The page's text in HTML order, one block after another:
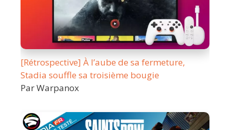
[Rétrospective] À l’aube de sa fermeture,
Stadia souffle sa troisième bougie
Par Warpanox